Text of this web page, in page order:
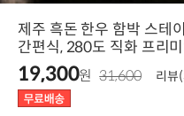
제주 흑돈 한우 함박 스테
간편식, 280도 직화 프리
19,300원 31,600 리뷰